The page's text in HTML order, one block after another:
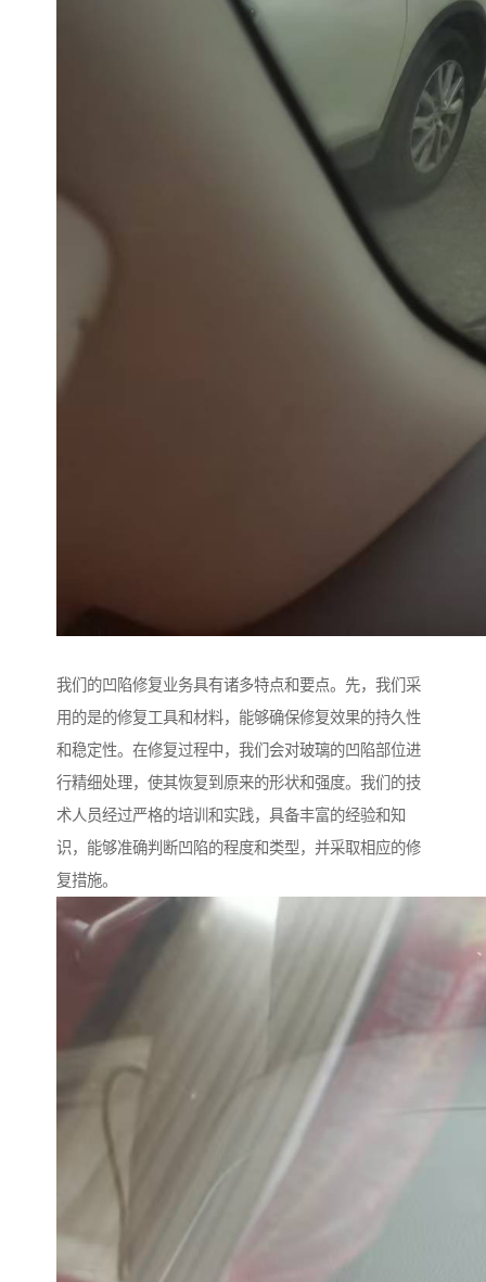
我们的凹陷修复业务具有诸多特点和要点。先，我们采
用的是的修复工具和材料，能够确保修复效果的持久性
和稳定性。在修复过程中，我们会对玻璃的凹陷部位进
行精细处理，使其恢复到原来的形状和强度。我们的技
术人员经过严格的培训和实践，具备丰富的经验和知
识，能够准确判断凹陷的程度和类型，并采取相应的修
复措施。